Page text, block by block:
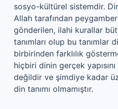
sosyo-kültürel sistemdir.
Allah tarafından
gönderilen, ilahi kurallar
tanımları olup bu tanımlar
birbirinden farklılık
hiçbiri dinin gerçek
değildir ve şimdiye kadar
din tanımı olmamıştır.